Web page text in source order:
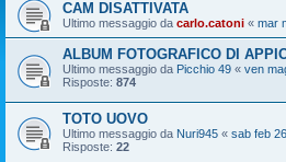
CAM DISATTIVATA
Ultimo messaggio da carlo.catoni « mar
ALBUM FOTOGRAFICO DI
Ultimo messaggio da Picchio 49 « ven
Risposte: 874
TOTO UOVO
Ultimo messaggio da Nuri945 « sab feb
Risposte: 22